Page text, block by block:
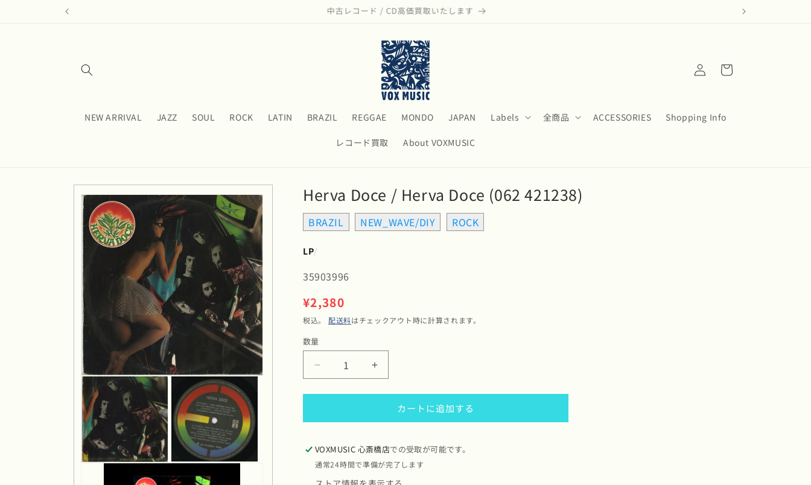
モダン・ジャズのアナログ盤リストはこちら
NEW ARRIVAL JAZZ SOUL ROCK LATIN BRAZIL REGGAE MONDO JAPAN Labels 全商品 ACCESSORIES Shopping Info
レコード買取 About VOXMUSIC
グ
イ
ー
商品情
報にス
キップ
モ
ー
ダ
ル
で
メ
デ
ィ
モ
ー
Herva Doce / Herva Doce (062 421238)
BRAZIL NEW_WAVE/DIY ROCK
LP/
SKU:
35903996
通
常
価
格
¥2,380
税込。 配送料はチェックアウト時に計算されます。
数
数量
Herva
Doce
/
Doce
421238)
の
Herva
Doce
/
Herva
Doce
421238)
の
カートに追加する
VOXMUSIC 心斎橋店での受取が可能です。
通常24時間で準備が完了します